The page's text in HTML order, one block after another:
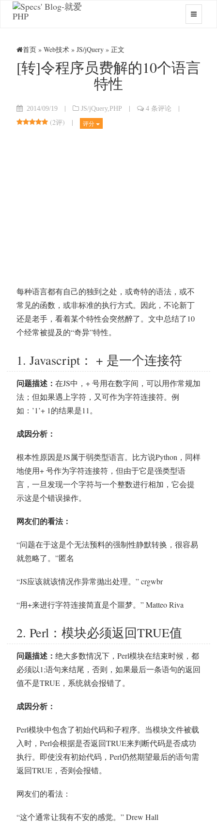
首页 » Web技术 » JS/jQuery » 正文
[转]令程序员费解的10个语言
特性
2014/09/19 | JS/jQuery, PHP | 4 条评论
|
(2评) | 评分
每种语言都有自己的独到之处，或奇特的语法，或不
常见的函数，或非标准的执行方式。因此，不论新丁
还是老手，看着某个特性会突然醉了。文中总结了10
个经常被提及的“奇异”特性。
1. Javascript： + 是一个连接符
问题描述： 在JS中，+ 号用在数字间，可以用作常规加
法；但如果遇上字符，又可作为字符连接符。例
如：’1’+ 1的结果是11。
成因分析：
根本性原因是JS属于弱类型语言。比方说Python，同样
地使用+ 号作为字符连接符，但由于它是强类型语
言，一旦发现一个字符与一个整数进行相加，它会提
示这是个错误操作。
网友们的看法：
“问题在于这是个无法预料的强制性静默转换，很容易
就忽略了。”匿名
“JS应该就该情况作异常抛出处理。” crgwbr
“用+来进行字符连接简直是个噩梦。” Matteo Riva
2. Perl：模块必须返回TRUE值
问题描述： 绝大多数情况下，Perl模块在结束时候，都
必须以1;语句来结尾，否则，如果最后一条语句的返回
值不是TRUE，系统就会报错了。
成因分析：
Perl模块中包含了初始代码和子程序。当模块文件被载
入时，Perl会根据是否返回TRUE来判断代码是否成功
执行。即使没有初始代码，Perl仍然期望最后的语句需
返回TRUE，否则会报错。
网友们的看法：
“这个通常让我有不安的感觉。” Drew Hall